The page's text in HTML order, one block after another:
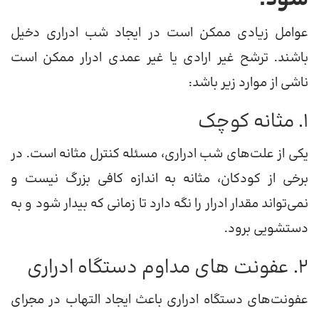
عوامل زیادی ممکن است در ایجاد شب ادراری دخیل
باشند. ترشح غیر ارادی یا غیر عمدی ادرار ممکن است
ناشی از موارد زیر باشد:
1. مثانه کوچک
یکی از علت‌های شب ادراری، مسئله کنترل مثانه است. در
برخی از کودکان، مثانه به اندازه کافی بزرگ نیست و
نمی‌تواند مقدار ادرار را نگه دارد تا زمانی که بیدار شود و به
دستشویی برود.
2. عفونت های مداوم دستگاه ادراری
عفونت‌های دستگاه ادراری باعث ایجاد التهاب در مجرای